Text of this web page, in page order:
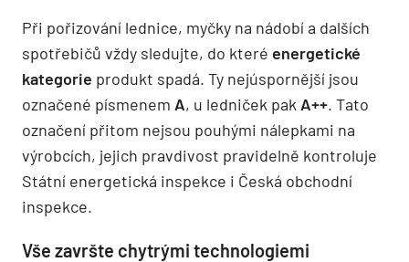
Při pořizování lednice, myčky na nádobí a dalších
spotřebičů vždy sledujte, do které energetické
kategorie produkt spadá. Ty nejúspornější jsou
označené písmenem A, u ledniček pak A++. Tato
označení přitom nejsou pouhými nálepkami na
výrobcích, jejich pravdivost pravidelně kontroluje
Státní energetická inspekce i Česká obchodní
inspekce.
Vše završte chytrými technologiemi